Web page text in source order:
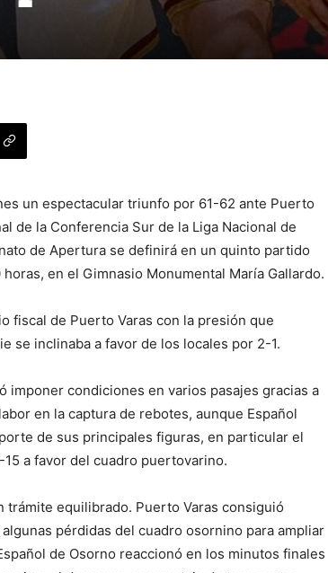
un espectacular triunfo por 61-62 ante Puerto
de la Conferencia Sur de la Liga Nacional de
de Apertura se definirá en un quinto partido
en el Gimnasio Monumental María Gallardo.
fiscal de Puerto Varas con la presión que
se inclinaba a favor de los locales por 2-1.
condiciones en varios pasajes gracias a
en la captura de rebotes, aunque Español
de sus principales figuras, en particular el
a favor del cuadro puertovarino.
trámite equilibrado. Puerto Varas consiguió
pérdidas del cuadro osornino para ampliar
de Osorno reaccionó en los minutos finales